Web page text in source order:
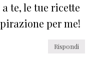
te, le tue ricette
per me!
Rispondi